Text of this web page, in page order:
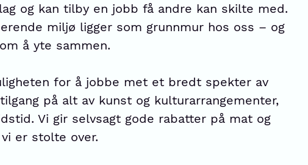
og kan tilby en jobb få andre kan skilte med.
miljø ligger som grunnmur hos oss – og
å yte sammen.
for å jobbe met et bredt spekter av
på alt av kunst og kulturarrangementer,
Vi gir selvsagt gode rabatter på mat og
er stolte over.